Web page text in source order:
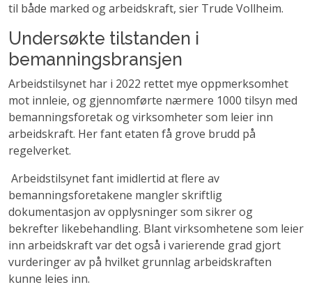
til både marked og arbeidskraft, sier Trude Vollheim.
Undersøkte tilstanden i
bemanningsbransjen
Arbeidstilsynet har i 2022 rettet mye oppmerksomhet
mot innleie, og gjennomførte nærmere 1000 tilsyn med
bemanningsforetak og virksomheter som leier inn
arbeidskraft. Her fant etaten få grove brudd på
regelverket.
Arbeidstilsynet fant imidlertid at flere av
bemanningsforetakene mangler skriftlig
dokumentasjon av opplysninger som sikrer og
bekrefter likebehandling. Blant virksomhetene som leier
inn arbeidskraft var det også i varierende grad gjort
vurderinger av på hvilket grunnlag arbeidskraften
kunne leies inn.